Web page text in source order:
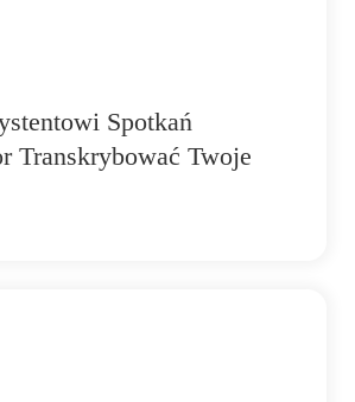
Spotkań
Transkrybować Twoje